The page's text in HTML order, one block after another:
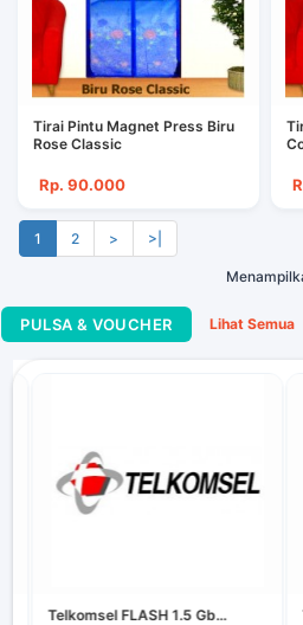
Tirai Pintu Magnet Press Biru
Rose Classic
Rp. 90.000
1 2 > >|
PULSA & VOUCHER Lihat Semua
Telkomsel FLASH 1.5 Gb...